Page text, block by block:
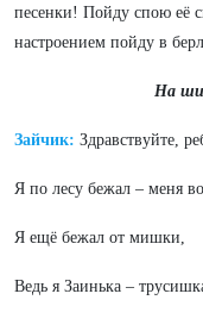
песенки! Пойду спою её
настроением пойду в
На
Зайчик: Здравствуйте,
Я по лесу бежал – меня
Я ещё бежал от мишки,
Ведь я Заинька –